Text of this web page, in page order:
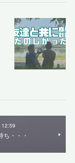
12:59
ち・・・